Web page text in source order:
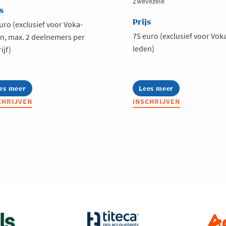
(exclusief voor Voka-
max. 2 deelnemers per
meer
Prijs
75 euro (exclusief voor
leden)
Lees meer
about
Voka
Connect
INSCHRIJVEN